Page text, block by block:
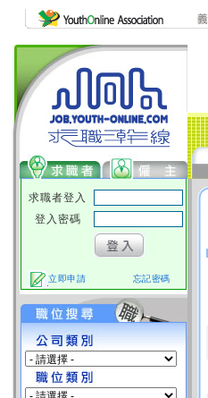
求職者登入
登入密碼
立即申請 忘記密碼